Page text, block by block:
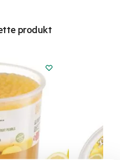
produkt